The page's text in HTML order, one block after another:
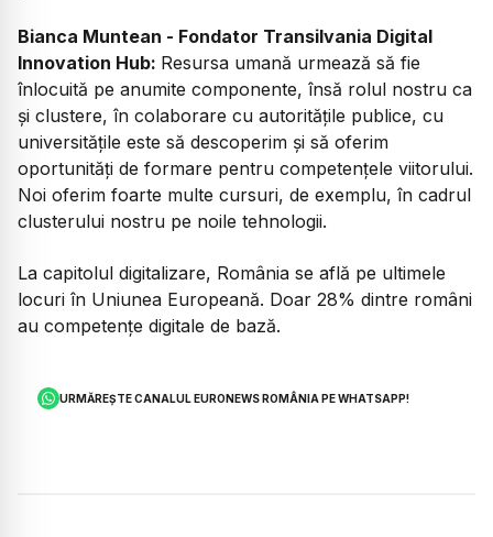
Bianca Muntean - Fondator Transilvania Digital
Innovation Hub: Resursa umană urmează să fie
înlocuită pe anumite componente, însă rolul nostru ca
și clustere, în colaborare cu autoritățile publice, cu
universitățile este să descoperim și să oferim
oportunități de formare pentru competențele viitorului.
Noi oferim foarte multe cursuri, de exemplu, în cadrul
clusterului nostru pe noile tehnologii.
La capitolul digitalizare, România se află pe ultimele
locuri în Uniunea Europeană. Doar 28% dintre români
au competențe digitale de bază.
URMĂREȘTE CANALUL EURONEWS ROMÂNIA PE WHATSAPP!